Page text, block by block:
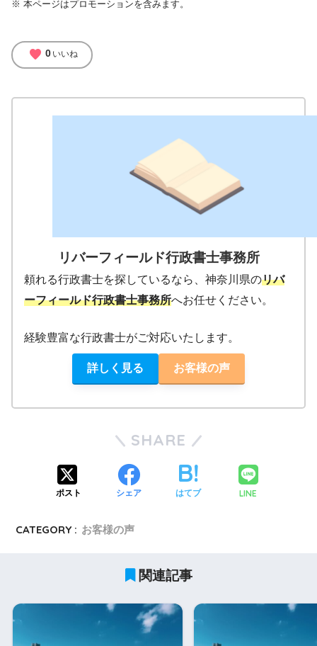
※ 本ページはプロモーションを含みます。
favorite 0 いいね
リバーフィールド行政書士事務所
頼れる行政書士を探しているなら、神奈川県のリバ
ーフィールド行政書士事務所へお任せください。
経験豊富な行政書士がご対応いたします。
詳しく見る お客様の声
SHARE
ポスト シェア はてブ LINE
CATEGORY : お客様の声
関連記事